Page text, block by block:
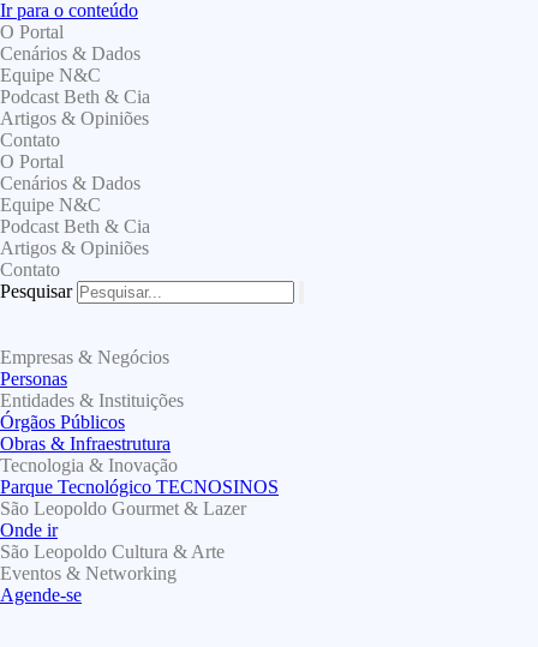
Ir para o conteúdo
O Portal
Cenários & Dados
Equipe N&C
Podcast Beth & Cia
Artigos & Opiniões
Contato
O Portal
Cenários & Dados
Equipe N&C
Podcast Beth & Cia
Artigos & Opiniões
Contato
Pesquisar
Empresas & Negócios
Personas
Entidades & Instituições
Órgãos Públicos
Obras & Infraestrutura
Tecnologia & Inovação
Parque Tecnológico TECNOSINOS
São Leopoldo Gourmet & Lazer
Onde ir
São Leopoldo Cultura & Arte
Eventos & Networking
Agende-se